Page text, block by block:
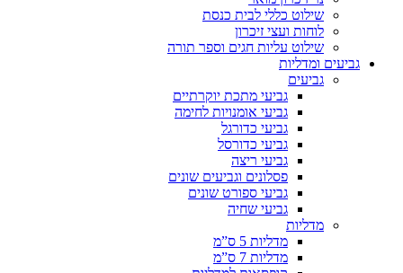
שילוט כללי לבית כנסת
לוחות ועצי זיכרון
שילוט עליות חגים וספר תורה
גביעים ומדליות
גביעים
גביעי מתכת יוקרתיים
גביעי אומנויות לחימה
גביעי כדורגל
גביעי כדורסל
גביעי ריצה
פסלונים וגביעים שונים
גביעי ספורט שונים
גביעי שחיה
מדליות
מדליות 5 ס”מ
מדליות 7 ס”מ